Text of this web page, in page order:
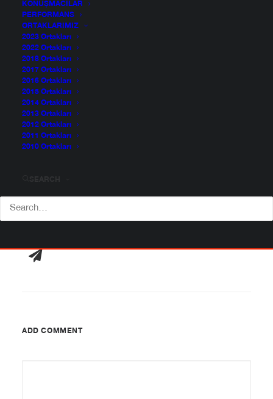
KONUŞMACILAR
PERFORMANS
ORTAKLARIMIZ
2023 Ortakları
2022 Ortakları
2018 Ortakları
2017 Ortakları
2016 Ortakları
2015 Ortakları
2014 Ortakları
2013 Ortakları
2012 Ortakları
2011 Ortakları
2010 Ortakları
ADD COMMENT